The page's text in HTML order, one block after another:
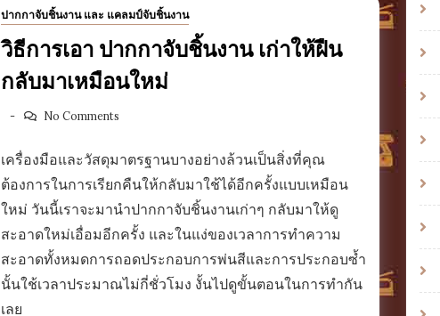
ปากกาจับชิ้นงาน และ แคลมป์จับชิ้นงาน
วิธีการเอา ปากกาจับชิ้นงาน เก่าให้ฝืน
กลับมาเหมือนใหม่
No Comments
เครื่องมือและวัสดุมาตรฐานบางอย่างล้วนเป็นสิ่งที่คุณ
ต้องการในการเรียกคืนให้กลับมาใช้ได้อีกครั้งแบบเหมือน
ใหม่ วันนี้เราจะมานำปากกาจับชิ้นงานเก่าๆ กลับมาให้ดู
สะอาดใหม่เอื่อมอีกครั้ง และในแง่ของเวลาการทำความ
สะอาดทั้งหมดการถอดประกอบการพ่นสีและการประกอบซ้ำ
นั้นใช้เวลาประมาณไม่กี่ชั่วโมง งั้นไปดูขั้นตอนในการทำกัน
เลย